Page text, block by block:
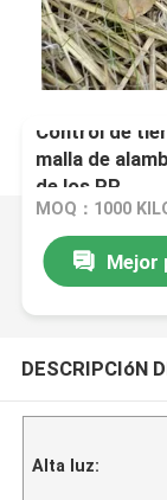
Control de
malla de
de los PP
Mejor
DESCRIPCIóN
Alta luz: